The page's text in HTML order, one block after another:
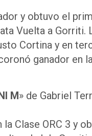
y obtuvo el
Vuelta a Gorriti.
Cortina y en
ganador en
M» de Gabriel
Clase ORC 3 y